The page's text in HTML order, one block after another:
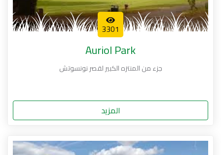
3301
Auriol Park
جزء من المنتزه الكبير لقصر نونسوتش
المزيد